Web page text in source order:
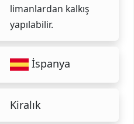
limanlardan kalkış
yapılabilir.
İspanya
Kiralık